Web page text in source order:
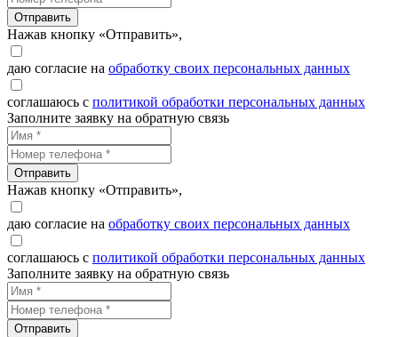
Отправить
Нажав кнопку «Отправить»,
даю согласие на обработку своих персональных данных
соглашаюсь с политикой обработки персональных данных
Заполните заявку на обратную связь
Отправить
Нажав кнопку «Отправить»,
даю согласие на обработку своих персональных данных
соглашаюсь с политикой обработки персональных данных
Заполните заявку на обратную связь
Отправить